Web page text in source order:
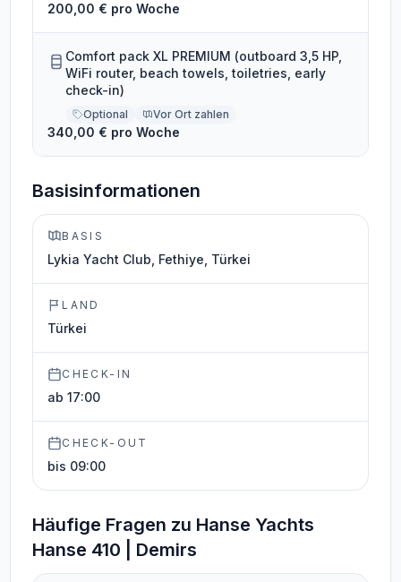
200,00 € pro Woche
Comfort pack XL PREMIUM (outboard 3,5 HP,
WiFi router, beach towels, toiletries, early
check-in)
Optional Vor Ort zahlen
340,00 € pro Woche
Basisinformationen
BASIS
Lykia Yacht Club, Fethiye, Türkei
LAND
Türkei
CHECK-IN
ab 17:00
CHECK-OUT
bis 09:00
Häufige Fragen zu Hanse Yachts
Hanse 410 | Demirs